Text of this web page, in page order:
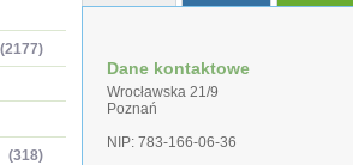
(2177)
(318)
Dane kontaktowe
Wrocławska 21/9
Poznań
NIP: 783-166-06-36